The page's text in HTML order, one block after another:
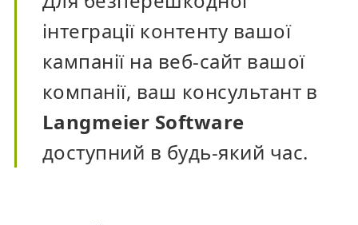
інтеграції контенту вашої
кампанії на веб-сайт вашої
компанії, ваш консультант в
Langmeier Software
доступний в будь-який час.